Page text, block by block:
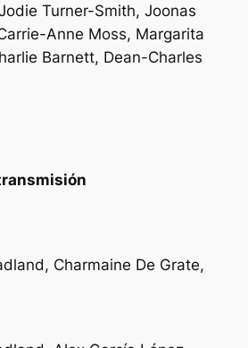
Turner-Smith, Joonas
Anne Moss, Margarita
Barnett, Dean-Charles
Charmaine De Grate,